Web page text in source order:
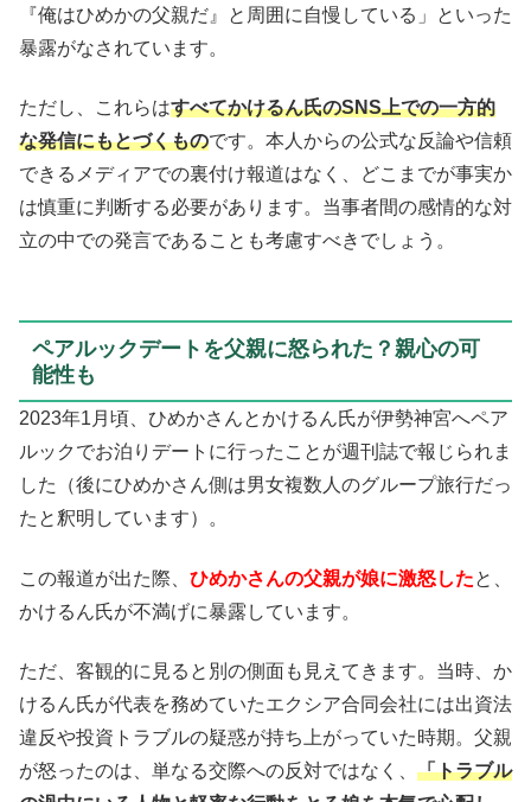
『俺はひめかの父親だ』と周囲に自慢している」といった
暴露がなされています。
ただし、これらはすべてかけるん氏のSNS上での一方的
な発信にもとづくものです。本人からの公式な反論や信頼
できるメディアでの裏付け報道はなく、どこまでが事実か
は慎重に判断する必要があります。当事者間の感情的な対
立の中での発言であることも考慮すべきでしょう。
ペアルックデートを父親に怒られた？親心の可
能性も
2023年1月頃、ひめかさんとかけるん氏が伊勢神宮へペア
ルックでお泊りデートに行ったことが週刊誌で報じられま
した（後にひめかさん側は男女複数人のグループ旅行だっ
たと釈明しています）。
この報道が出た際、 ひめかさんの父親が娘に激怒したと、
かけるん氏が不満げに暴露しています。
ただ、客観的に見ると別の側面も見えてきます。当時、か
けるん氏が代表を務めていたエクシア合同会社には出資法
違反や投資トラブルの疑惑が持ち上がっていた時期。父親
が怒ったのは、単なる交際への反対ではなく、 「トラブル